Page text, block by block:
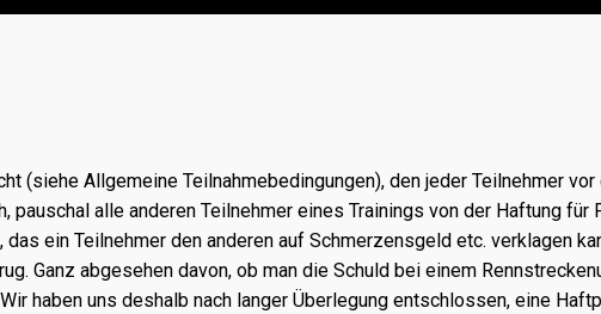
(siehe Allgemeine Teilnahmebedingungen), den jeder Teilnehmer
pauschal alle anderen Teilnehmer eines Trainings von der Haftung
ein Teilnehmer den anderen auf Schmerzensgeld etc. verklagen
Ganz abgesehen davon, ob man die Schuld bei einem
haben uns deshalb nach langer Überlegung entschlossen, eine